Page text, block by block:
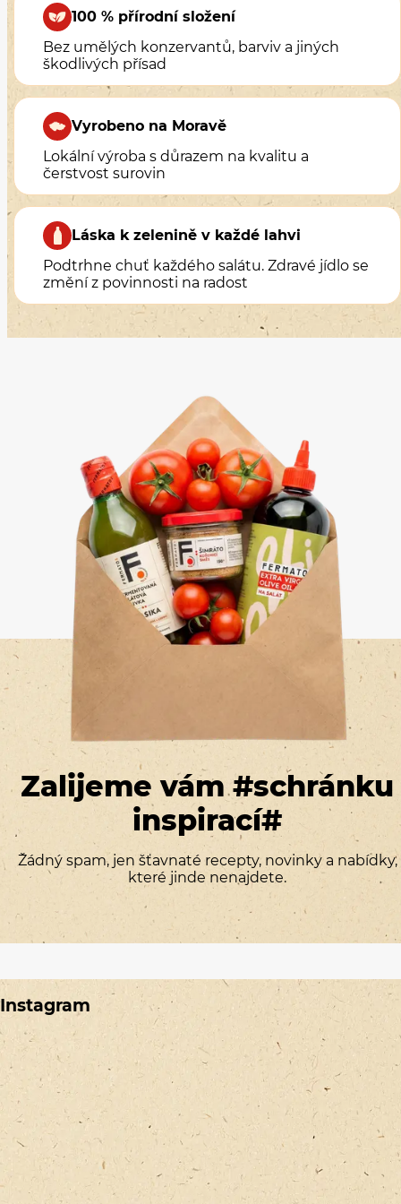
100 % přírodní složení
Bez umělých konzervantů, barviv a jiných
škodlivých přísad
Vyrobeno na Moravě
Lokální výroba s důrazem na kvalitu a
čerstvost surovin
Láska k zelenině v každé lahvi
Podtrhne chuť každého salátu. Zdravé jídlo se
změní z povinnosti na radost
Zalijeme vám #schránku
inspirací#
Žádný spam, jen šťavnaté recepty, novinky a nabídky,
které jinde nenajdete.
Instagram